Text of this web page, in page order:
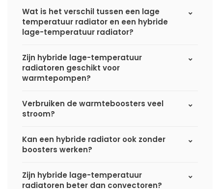
Wat is het verschil tussen een lage
temperatuur radiator en een hybride
lage-temperatuur radiator?
Zijn hybride lage-temperatuur
radiatoren geschikt voor
warmtepompen?
Verbruiken de warmteboosters veel
stroom?
Kan een hybride radiator ook zonder
boosters werken?
Zijn hybride lage-temperatuur
radiatoren beter dan convectoren?